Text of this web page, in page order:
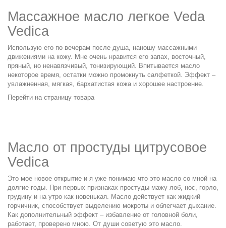
Массажное масло легкое Veda
Vedica
Использую его по вечерам после душа, наношу массажными
движениями на кожу. Мне очень нравится его запах, восточный,
пряный, но ненавязчивый, тонизирующий. Впитывается масло
некоторое время, остатки можно промокнуть салфеткой. Эффект –
увлажненная, мягкая, бархатистая кожа и хорошее настроение.
Перейти на страницу товара
Масло от простуды цитрусовое
Vedica
Это мое новое открытие и я уже понимаю что это масло со мной на
долгие годы. При первых признаках простуды мажу лоб, нос, горло,
грудину и на утро как новенькая. Масло действует как жидкий
горчичник, способствует выделению мокроты и облегчает дыхание.
Как дополнительный эффект – избавление от головной боли,
работает, проверено мною. От души советую это масло.